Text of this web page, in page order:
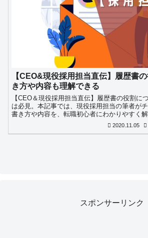
【CEO&現役採用担当直伝】履歴書
き方や内容も理解できる
【CEO＆現役採用担当直伝】履歴書の役割に
は必見。本記事では、現役採用担当の筆者が
書き方や内容を、転職初心者にわかりやすく解
2020.11.05
スポンサーリンク